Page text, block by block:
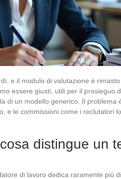
e il modulo di valutazione è
essere giusti, utili per il prosieguo
di un modello generico. Il problema
e le commissioni come i reclutatori
distingue un
di lavoro dedica raramente più